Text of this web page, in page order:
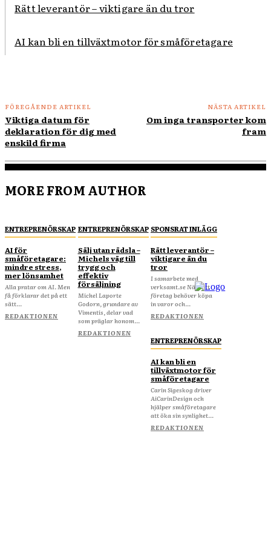
Rätt leverantör – viktigare än du tror
AI kan bli en tillväxtmotor för småföretagare
FÖREGÅENDE ARTIKEL
Viktiga datum för
deklaration för dig med
enskild firma
NÄSTA ARTIKEL
Om inga transporter kom
fram
MORE FROM AUTHOR
ENTREPRENÖRSKAP
AI för
småföretagare:
mindre stress,
mer lönsamhet
Alla pratar om AI. Men
få förklarar det på ett
sätt...
REDAKTIONEN
ENTREPRENÖRSKAP
Sälj utan rädsla –
Michels väg till
trygg och
effektiv
försäljning
Michel Laporte
Godorn, grundare av
Vimentis, delar vad
som präglar honom...
REDAKTIONEN
SPONSRAT INLÄGG
Rätt leverantör –
viktigare än du
tror
I samarbete med
verksamt.se När ditt
företag behöver köpa
in varor och...
REDAKTIONEN
ENTREPRENÖRSKAP
AI kan bli en
tillväxtmotor för
småföretagare
Carin Sigeskog driver
AiCarinDesign och
hjälper småföretagare
att öka sin synlighet...
REDAKTIONEN